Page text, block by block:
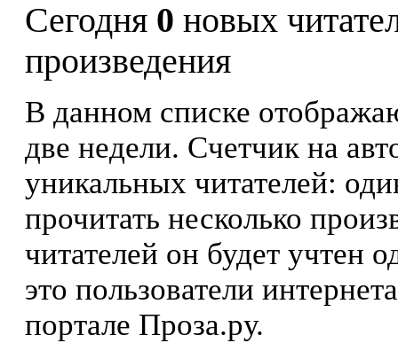
Сегодня 0 новых
произведения
В данном списке
две недели. Счетчик на
уникальных читателей:
прочитать несколько
читателей он будет учтен
это пользователи
портале Проза.ру.